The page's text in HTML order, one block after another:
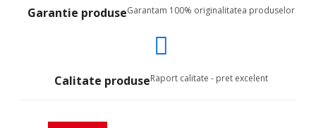
Garantie produseGarantam 100% originalitatea produselor
Calitate produseRaport calitate - pret excelent